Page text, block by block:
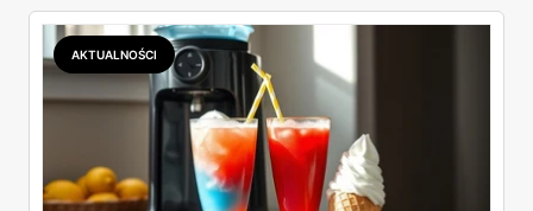
AKTUALNOŚCI